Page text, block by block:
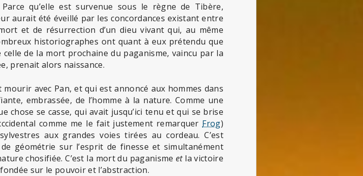
qu’elle est survenue sous le règne de Tibère,
aurait été éveillé par les concordances existant entre
et de résurrection d’un dieu vivant qui, au même
historiographes ont quant à eux prétendu que
de la mort prochaine du paganisme, vaincu par la
prenait alors naissance.
avec Pan, et qui est annoncé aux hommes dans
embrassée, de l’homme à la nature. Comme une
chose se casse, qui avait jusqu’ici tenu et qui se brise
comme me le fait justement remarquer Frog)
aux grandes voies tirées au cordeau. C’est
géométrie sur l’esprit de finesse et simultanément
chosifiée. C’est la mort du paganismeetla victoire
sur le pouvoir et l’abstraction.